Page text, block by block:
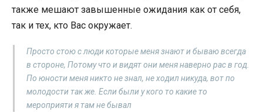
также мешают завышенные ожидания как от себя,
так и тех, кто Вас окружает.
Просто стою с люди которые меня знают и бываю всегда
в стороне, Потому что и видят они меня наверно рас в год.
По юности меня никто не знал, не ходил никуда, вот по
молодости так же. Если были у кого то какие то
мероприяти я там не бывал